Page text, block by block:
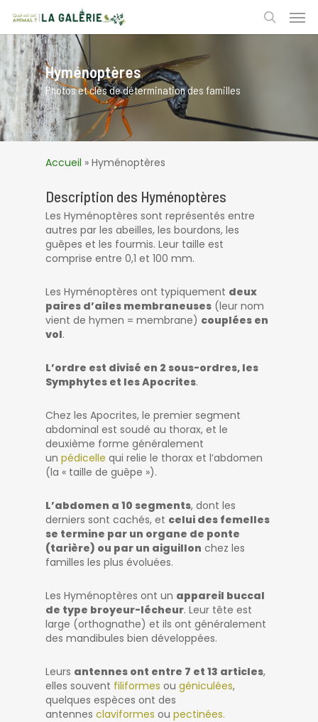
main
content
search
Hyménoptères
Photos et clés de détermination des familles
Accueil » Hyménoptères
Description des Hyménoptères
Les Hyménoptères sont représentés entre
autres par les abeilles, les bourdons, les
guêpes et les fourmis. Leur taille est
comprise entre 0,1 et 100 mm.
Les Hyménoptères ont typiquement deux
paires d’ailes membraneuses (leur nom
vient de hymen = membrane) couplées en
vol.
L’ordre est divisé en 2 sous-ordres, les
Symphytes et les Apocrites.
Chez les Apocrites, le premier segment
abdominal est soudé au thorax, et le
deuxième forme généralement
unpédicelle qui relie le thorax et l’abdomen
(la « taille de guêpe »).
L’abdomen a 10 segments, dont les
derniers sont cachés, et celui des femelles
se termine par un organe de ponte
(tarière) ou par un aiguillon chez les
familles les plus évoluées.
Les Hyménoptères ont un appareil buccal
de type broyeur-lécheur. Leur tête est
large (orthognathe) et ils ont généralement
des mandibules bien développées.
Leurs antennes ont entre 7 et 13 articles,
elles souvent filiformes ougéniculées,
quelques espèces ont des
antennesclaviformesoupectinées.